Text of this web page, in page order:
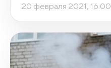
20 февраля 2021, 16:00